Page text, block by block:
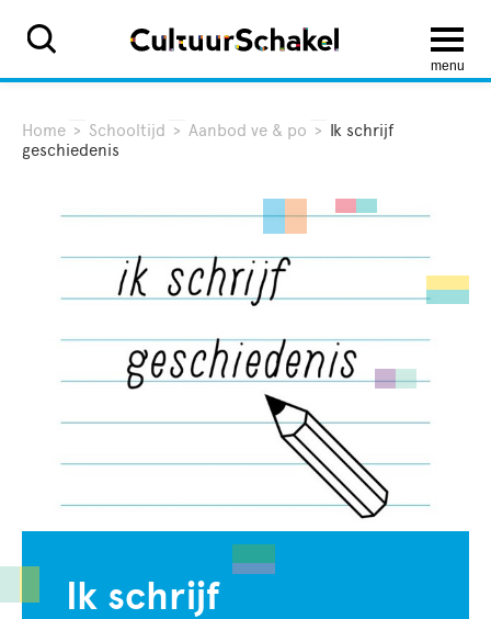
menu
Home > Schooltijd > Aanbod ve & po > Ik schrijf
geschiedenis
Ik schrijf